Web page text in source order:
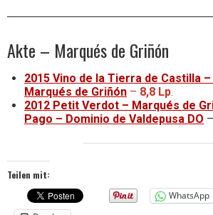
Akte – Marqués de Griñón
2015 Vino de la Tierra de Castilla
Marqués de Griñón – 8,8 Lp.
2012 Petit Verdot – Marqués de
Pago – Dominio de Valdepusa DO –
Teilen mit:
WhatsApp